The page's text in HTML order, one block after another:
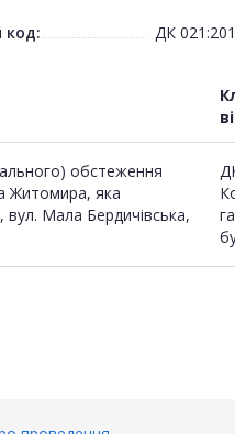
код: ДК
обстеження
Житомира, яка
Мала Бердичівська,